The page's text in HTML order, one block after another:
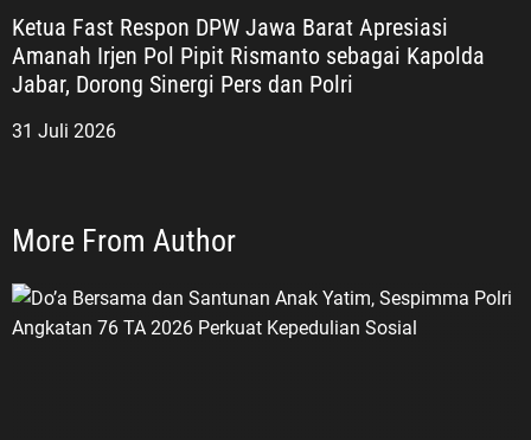
Ketua Fast Respon DPW Jawa Barat Apresiasi
Amanah Irjen Pol Pipit Rismanto sebagai Kapolda
Jabar, Dorong Sinergi Pers dan Polri
31 Juli 2026
More From Author